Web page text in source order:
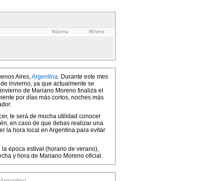
Máxima Mínima
Aires,Argentina. Durante este mes
invierno, ya que actualmente se
de Mariano Moreno finaliza el
por días más cortos, noches más
te será de mucha utilidad conocer
en caso de que debas realizar una
la hora local en Argentina para evitar
época estival (horario de verano),
y hora de Mariano Moreno oficial.